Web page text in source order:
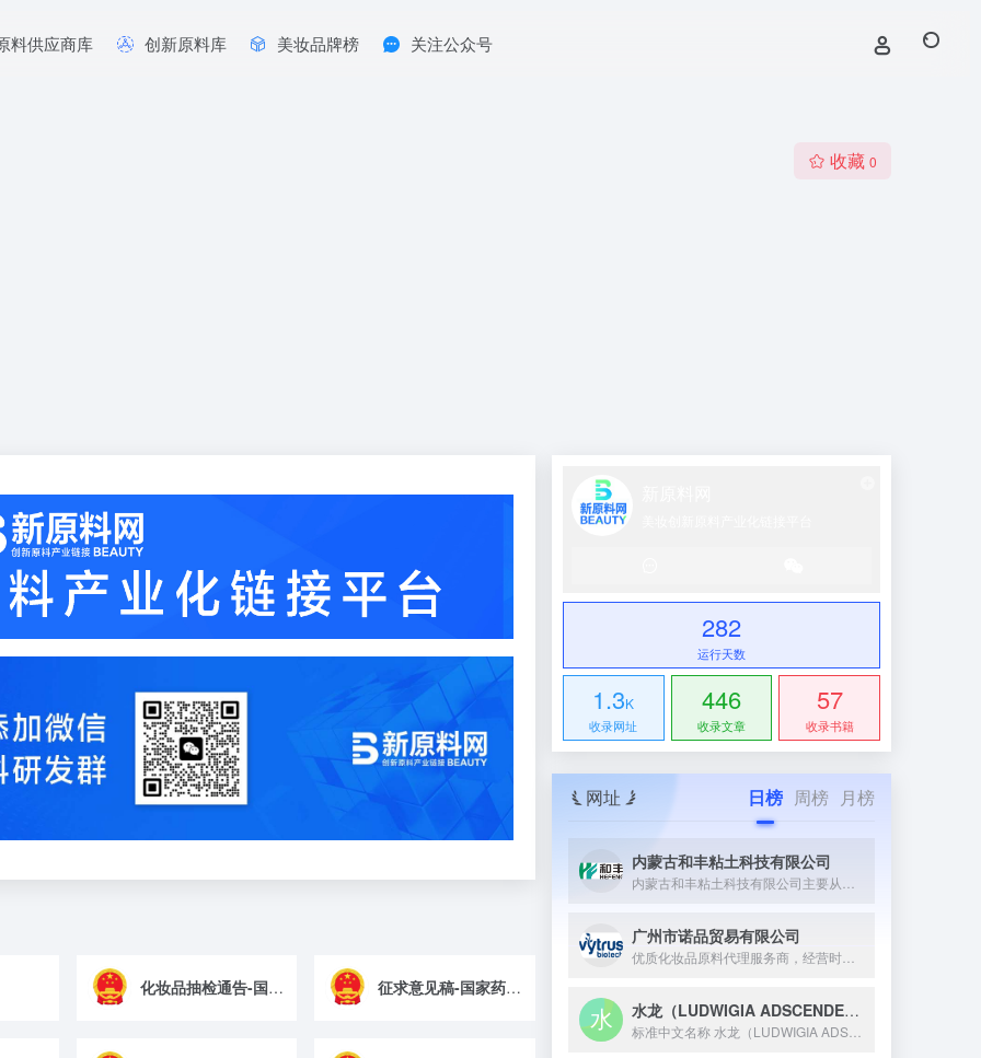
料供应商库 创新原料库 美妆品牌榜 关注公众号
收藏 0
化妆品抽检通告-国家药监局 征求意见稿-国家药监局
282
运行天数
1.3K
收录网址
446
收录文章
57
收录书籍
网址 日榜 周榜 月榜
内蒙古和丰粘土科技有限公司
广州市诺品贸易有限公司
水龙（LUDWIGIA ADSCENDENS）提取物